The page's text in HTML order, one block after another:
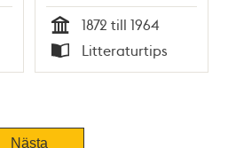
Tid
1872 till 1964
Typ
Litteraturtips
Nästa